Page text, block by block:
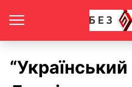
“Український